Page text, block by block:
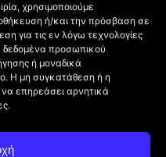
χρησιμοποιούμε
ή/και την πρόσβαση σε
για τις εν λόγω τεχνολογίες
δεδομένα προσωπικού
ή μοναδικά
Η μη συγκατάθεση ή η
επηρεάσει αρνητικά